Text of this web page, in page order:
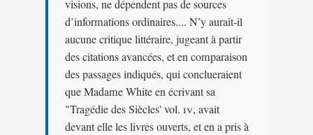
visions, ne dépendent pas de sources
d’informations ordinaires.... N’y aurait-il
aucune critique littéraire, jugeant à partir
des citations avancées, et en comparaison
des passages indiqués, qui conclueraient
que Madame White en écrivant sa
"Tragédie des Siècles' vol. iv, avait
devant elle les livres ouverts, et en a pris à